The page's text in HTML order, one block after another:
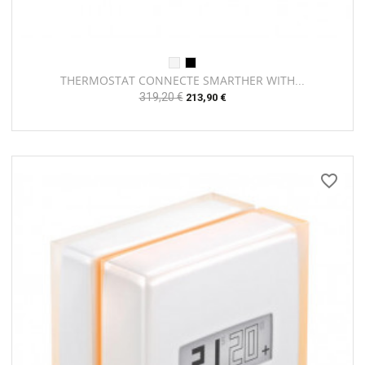
THERMOSTAT CONNECTE SMARTHER WITH...
Prix
319,20 € Prix
213,90 €
favorite_border